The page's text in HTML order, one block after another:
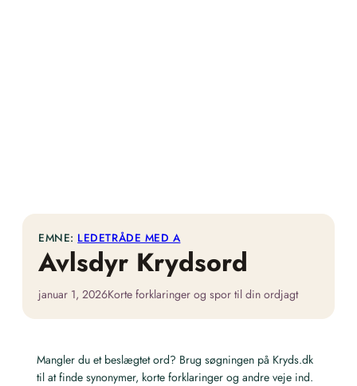
EMNE: LEDETRÅDE MED A
Avlsdyr Krydsord
januar 1, 2026Korte forklaringer og spor til din ordjagt
Mangler du et beslægtet ord? Brug søgningen på Kryds.dk
til at finde synonymer, korte forklaringer og andre veje ind.